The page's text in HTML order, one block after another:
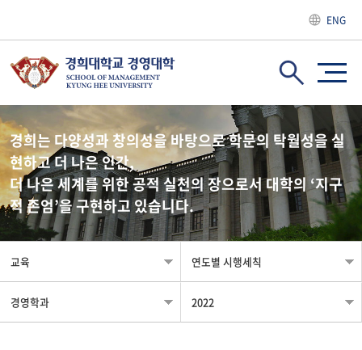
ENG
경희는 다양성과 창의성을 바탕으로 학문의 탁월성을 실
현하고 더 나은 인간,
더 나은 세계를 위한 공적 실천의 장으로서 대학의 ‘지구
적 존엄’을 구현하고 있습니다.
교육 연도별 시행세칙
경영학과 2022